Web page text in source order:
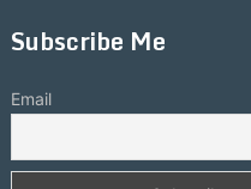
Subscribe Me
Email